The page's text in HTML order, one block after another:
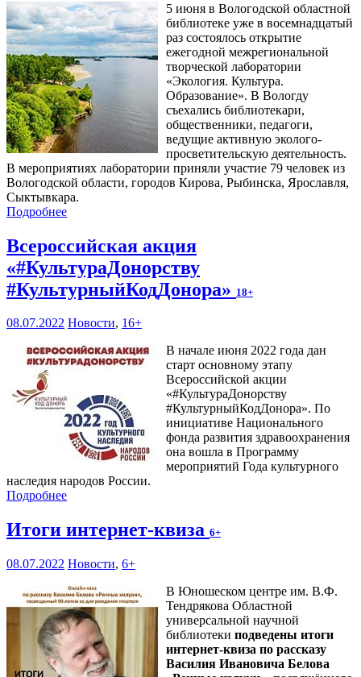
5 июня в Вологодской областной
библиотеке уже в восемнадцатый
раз состоялось открытие
ежегодной межрегиональной
творческой лаборатории
«Экология. Культура.
Образование». В Вологду
съехались библиотекари,
общественники, педагоги,
ведущие активную эколого-
просветительскую деятельность.
В мероприятиях лаборатории приняли участие 79 человек из
Вологодской области, городов Кирова, Рыбинска, Ярославля,
Сыктывкара.
Подробнее
Всероссийская акция
«#КультураДонорству
#КультурныйКодДонора» 18+
08.07.2022 Новости, 16+
В начале июня 2022 года дан
старт основному этапу
Всероссийской акции
«#КультураДонорству
#КультурныйКодДонора». По
инициативе Национального
фонда развития здравоохранения
она вошла в Программу
мероприятий Года культурного
наследия народов России.
Подробнее
Итоги интернет-квиза 6+
08.07.2022 Новости, 6+
В Юношеском центре им. В.Ф.
Тендрякова Областной
универсальной научной
библиотеки подведены итоги
интернет-квиза по рассказу
Василия Ивановича Белова